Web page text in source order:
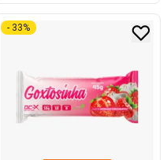
- 33%